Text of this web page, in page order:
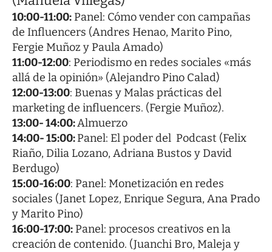
10:00-11:00: Panel: Cómo vender con campañas
de Influencers (Andres Henao, Marito Pino,
Fergie Muñoz y Paula Amado)
11:00-12:00: Periodismo en redes sociales «más
allá de la opinión» (Alejandro Pino Calad)
12:00-13:00: Buenas y Malas prácticas del
marketing de influencers. (Fergie Muñoz).
13:00- 14:00:Almuerzo
14:00- 15:00:Panel: El poder del Podcast (Felix
Riaño, Dilia Lozano, Adriana Bustos y David
Berdugo)
15:00-16:00: Panel: Monetización en redes
sociales (Janet Lopez, Enrique Segura, Ana Prado
y Marito Pino)
16:00-17:00: Panel: procesos creativos en la
creación de contenido. (Juanchi Bro, Maleja y